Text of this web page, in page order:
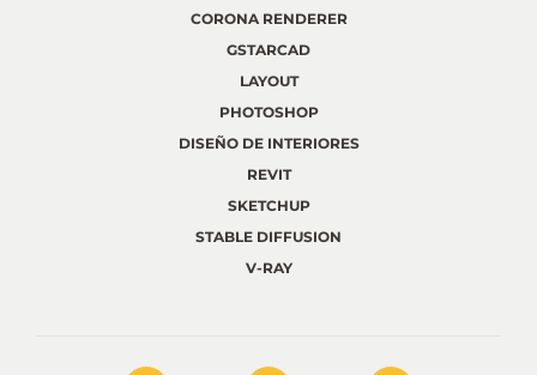
CORONA RENDERER
GSTARCAD
LAYOUT
PHOTOSHOP
DISEÑO DE INTERIORES
REVIT
SKETCHUP
STABLE DIFFUSION
V-RAY